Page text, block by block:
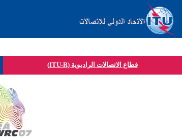
قطاع الاتصالات الراديوية (ITU-R)